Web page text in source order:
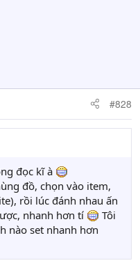
#828
đọc kĩ à
đồ, chọn vào item,
rồi lúc đánh nhau ấn
nhanh hơn tí
Tôi
nào set nhanh hơn